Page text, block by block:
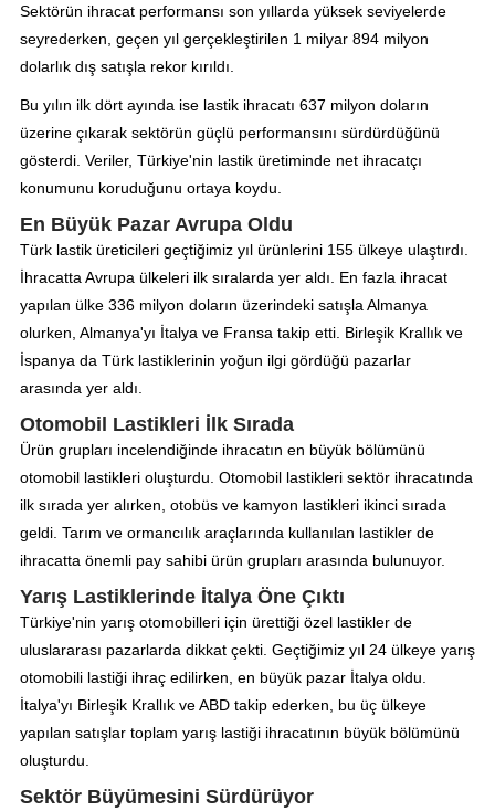
Sektörün ihracat performansı son yıllarda yüksek seviyelerde
seyrederken, geçen yıl gerçekleştirilen 1 milyar 894 milyon
dolarlık dış satışla rekor kırıldı.
Bu yılın ilk dört ayında ise lastik ihracatı 637 milyon doların
üzerine çıkarak sektörün güçlü performansını sürdürdüğünü
gösterdi. Veriler, Türkiye'nin lastik üretiminde net ihracatçı
konumunu koruduğunu ortaya koydu.
En Büyük Pazar Avrupa Oldu
Türk lastik üreticileri geçtiğimiz yıl ürünlerini 155 ülkeye ulaştırdı.
İhracatta Avrupa ülkeleri ilk sıralarda yer aldı. En fazla ihracat
yapılan ülke 336 milyon doların üzerindeki satışla Almanya
olurken, Almanya'yı İtalya ve Fransa takip etti. Birleşik Krallık ve
İspanya da Türk lastiklerinin yoğun ilgi gördüğü pazarlar
arasında yer aldı.
Otomobil Lastikleri İlk Sırada
Ürün grupları incelendiğinde ihracatın en büyük bölümünü
otomobil lastikleri oluşturdu. Otomobil lastikleri sektör ihracatında
ilk sırada yer alırken, otobüs ve kamyon lastikleri ikinci sırada
geldi. Tarım ve ormancılık araçlarında kullanılan lastikler de
ihracatta önemli pay sahibi ürün grupları arasında bulunuyor.
Yarış Lastiklerinde İtalya Öne Çıktı
Türkiye'nin yarış otomobilleri için ürettiği özel lastikler de
uluslararası pazarlarda dikkat çekti. Geçtiğimiz yıl 24 ülkeye yarış
otomobili lastiği ihraç edilirken, en büyük pazar İtalya oldu.
İtalya'yı Birleşik Krallık ve ABD takip ederken, bu üç ülkeye
yapılan satışlar toplam yarış lastiği ihracatının büyük bölümünü
oluşturdu.
Sektör Büyümesini Sürdürüyor